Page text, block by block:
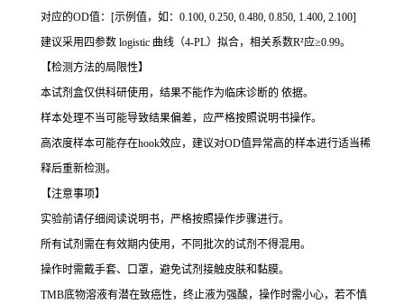
对应的OD值：[示例值，如：0.100, 0.250, 0.480, 0.850, 1.400, 2.100]
建议采用四参数 logistic 曲线（4-PL）拟合，相关系数R²应≥0.99。
【检测方法的局限性】
本试剂盒仅供科研使用，结果不能作为临床诊断的 依据。
样本处理不当可能导致结果偏差，应严格按照说明书操作。
高浓度样本可能存在hook效应，建议对OD值异常高的样本进行适当稀
释后重新检测。
【注意事项】
实验前请仔细阅读说明书，严格按照操作步骤进行。
所有试剂需在有效期内使用，不同批次的试剂不得混用。
操作时需戴手套、口罩，避免试剂接触皮肤和黏膜。
TMB底物溶液有潜在致癌性，终止液为强酸，操作时需小心，若不慎